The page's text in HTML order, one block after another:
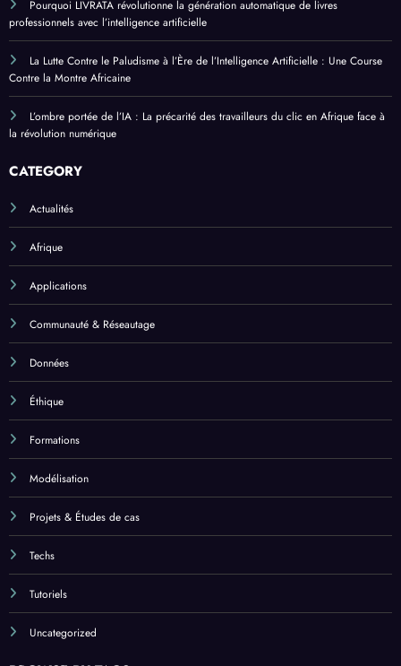
Pourquoi LIVRATA révolutionne la génération automatique de livres
professionnels avec l’intelligence artificielle
La Lutte Contre le Paludisme à l’Ère de l’Intelligence Artificielle : Une Course
Contre la Montre Africaine
L’ombre portée de l’IA : La précarité des travailleurs du clic en Afrique face à
la révolution numérique
CATEGORY
Actualités
Afrique
Applications
Communauté & Réseautage
Données
Éthique
Formations
Modélisation
Projets & Études de cas
Techs
Tutoriels
Uncategorized